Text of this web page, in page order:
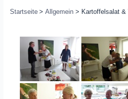
Startseite Allgemein Kartoffelsalat &